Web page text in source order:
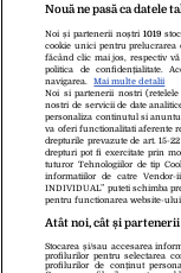
persoană a murit
10:31
Despre
Nouă ne pasă ca datele
Noi și partenerii noștri1019
cookie unici pentru prelucrarea
făcând clic mai jos, respectiv
politica de confidențialitate.
navigarea.
Mai multe detalii
Noi si partenerii nostri
nostri de servicii de date
personaliza continutul si
va oferi functionalitati aferente
drepturile prevazute de art. 15-
drepturi pot fi exercitate prin
tuturor Tehnologiilor de tip
informatiilor de catre Vendor-
INDIVIDUAL” puteti schimba
pentru functionarea website-
Atât noi, cât și
Stocarea și/sau accesarea
profilurilor pentru selectarea
profilurilor de conținut